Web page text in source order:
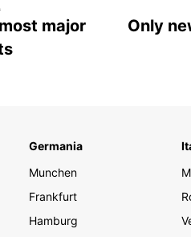
major
Only
Germania
Munchen
Frankfurt
Hamburg